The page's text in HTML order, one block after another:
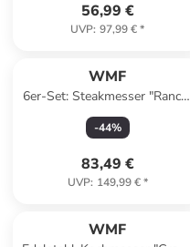
56,99 €
UVP: 97,99 €*
WMF
6er-Set: Steakmesser "Ranch"
in Hellbraun - (L)24 cm
-44%
83,49 €
UVP: 149,99 €*
WMF